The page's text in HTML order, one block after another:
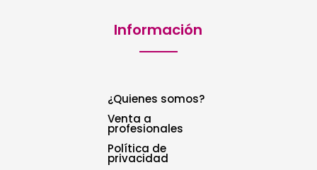
Información
¿Quienes somos?
Venta a
profesionales
Política de
privacidad